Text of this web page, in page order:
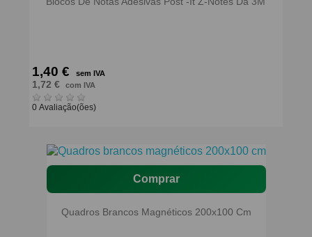
1,40 € sem IVA
1,72 € com IVA
0 Avaliação(ões)
Comprar
Quadros Brancos Magnéticos 200x100 Cm